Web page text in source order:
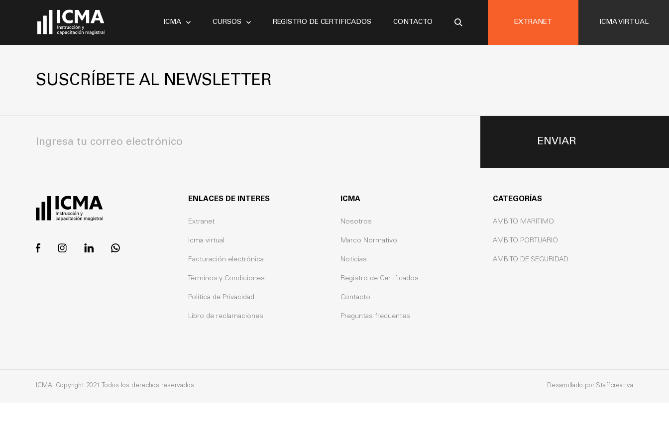
ICMA CURSOS REGISTRO DE CERTIFICADOS CONTACTO EXTRANET ICMA VIRTUAL
SUSCRÍBETE AL NEWSLETTER
ENVIAR
ENLACES DE INTERES
Extranet
Icma virtual
Facturación electrónica
Términos y Condiciones
Política de Privacidad
Libro de reclamaciones
ICMA
Nosotros
Marco Normativo
Noticias
Registro de Certificados
Contacto
Preguntas frecuentes
CATEGORÍAS
AMBITO MARITIMO
AMBITO PORTUARIO
AMBITO DE SEGURIDAD
ICMA. Copyright 2021. Todos los derechos reservados Desarrollado por Staffcreativa